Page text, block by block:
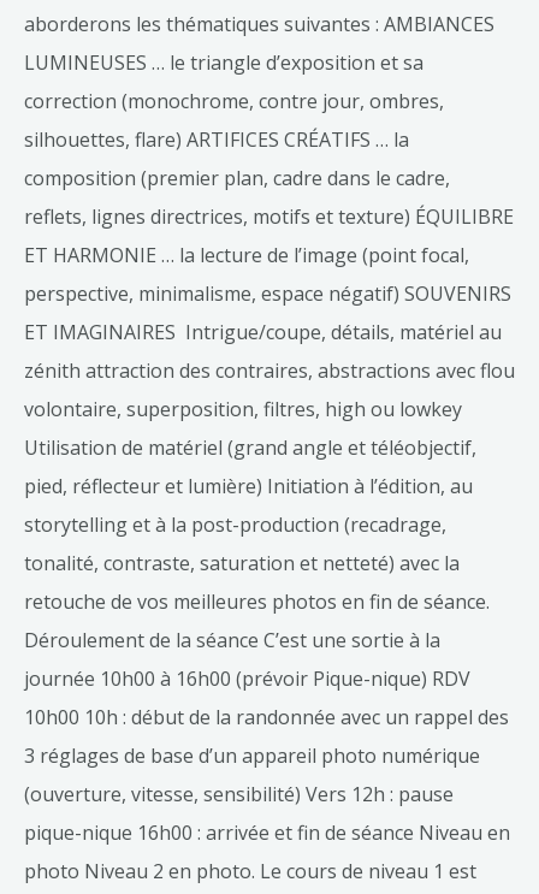
aborderons les thématiques suivantes : AMBIANCES
LUMINEUSES … le triangle d’exposition et sa
correction (monochrome, contre jour, ombres,
silhouettes, flare) ARTIFICES CRÉATIFS … la
composition (premier plan, cadre dans le cadre,
reflets, lignes directrices, motifs et texture) ÉQUILIBRE
ET HARMONIE … la lecture de l’image (point focal,
perspective, minimalisme, espace négatif) SOUVENIRS
ET IMAGINAIRES Intrigue/coupe, détails, matériel au
zénith attraction des contraires, abstractions avec flou
volontaire, superposition, filtres, high ou lowkey
Utilisation de matériel (grand angle et téléobjectif,
pied, réflecteur et lumière) Initiation à l’édition, au
storytelling et à la post-production (recadrage,
tonalité, contraste, saturation et netteté) avec la
retouche de vos meilleures photos en fin de séance.
Déroulement de la séance C’est une sortie à la
journée 10h00 à 16h00 (prévoir Pique-nique) RDV
10h00 10h : début de la randonnée avec un rappel des
3 réglages de base d’un appareil photo numérique
(ouverture, vitesse, sensibilité) Vers 12h : pause
pique-nique 16h00 : arrivée et fin de séance Niveau en
photo Niveau 2 en photo. Le cours de niveau 1 est